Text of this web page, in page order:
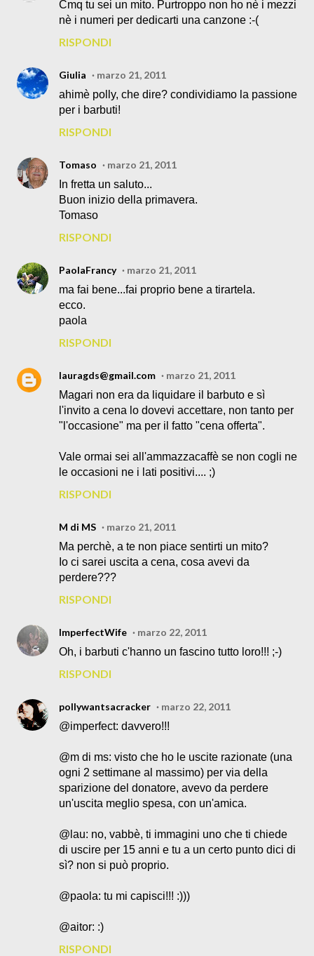
Cmq tu sei un mito. Purtroppo non ho nè i mezzi
nè i numeri per dedicarti una canzone :-(
RISPONDI
Giulia
marzo 21, 2011
ahimè polly, che dire? condividiamo la passione
per i barbuti!
RISPONDI
Tomaso
marzo 21, 2011
In fretta un saluto...
Buon inizio della primavera.
Tomaso
RISPONDI
PaolaFrancy
marzo 21, 2011
ma fai bene...fai proprio bene a tirartela.
ecco.
paola
RISPONDI
lauragds@gmail.com
marzo 21, 2011
Magari non era da liquidare il barbuto e sì
l'invito a cena lo dovevi accettare, non tanto per
"l'occasione" ma per il fatto "cena offerta".
Vale ormai sei all'ammazzacaffè se non cogli ne
le occasioni ne i lati positivi.... ;)
RISPONDI
M di MS
marzo 21, 2011
Ma perchè, a te non piace sentirti un mito?
Io ci sarei uscita a cena, cosa avevi da
perdere???
RISPONDI
ImperfectWife
marzo 22, 2011
Oh, i barbuti c'hanno un fascino tutto loro!!! ;-)
RISPONDI
pollywantsacracker
marzo 22, 2011
@imperfect: davvero!!!
@m di ms: visto che ho le uscite razionate (una
ogni 2 settimane al massimo) per via della
sparizione del donatore, avevo da perdere
un'uscita meglio spesa, con un'amica.
@lau: no, vabbè, ti immagini uno che ti chiede
di uscire per 15 anni e tu a un certo punto dici di
sì? non si può proprio.
@paola: tu mi capisci!!! :)))
@aitor: :)
RISPONDI